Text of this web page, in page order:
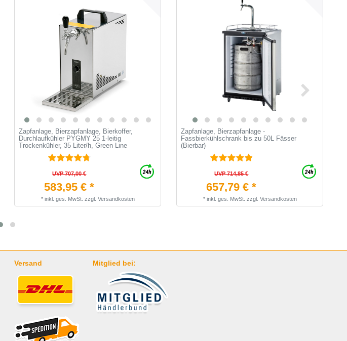
Zapfanlage, Bierzapfanlage, Bierkoffer,
Durchlaufkühler PYGMY 25 1-leitig
Trockenkühler, 35 Liter/h, Green Line
UVP 707,00 €
583,95 € *
* inkl. ges. MwSt. zzgl. Versandkosten
Zapfanlage, Bierzapfanlage -
Fassbierkühlschrank bis zu 50L Fässer
(Bierbar)
UVP 714,85 €
657,79 € *
* inkl. ges. MwSt. zzgl. Versandkosten
Versand Mitglied bei: